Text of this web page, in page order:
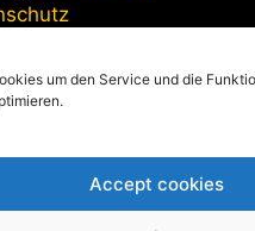
um den Service und die
Accept cookies
kulturmanagement-
|